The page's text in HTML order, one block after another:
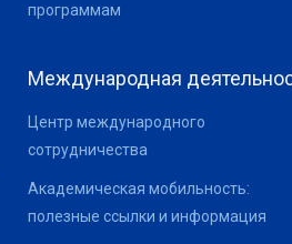
программам
Международная
Центр международного
сотрудничества
Академическая мобильность:
полезные ссылки и информация